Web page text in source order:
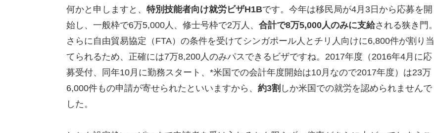
何かと申しますと、 特別技能者向け就労ビザH1Bです。今年は移民局が4月3日から応募を開
始し、一般枠で6万5,000人、修士号枠で2万人、 合計で8万5,000人のみに支給される狭き門。
さらに自由貿易協定（FTA）の条件を受けてシンガポール人とチリ人向けに6,800件が割り当
てられるため、正確には7万8,200人のみパスできるビザですね。2017年度（2016年4月に応
募受付、同年10月に勤務スタート、*米国での会計年度開始は10月なので2017年度）は23万
6,000件もの申請が寄せられたといいますから、 約3割 しか米国での就労を認められませんで
した。